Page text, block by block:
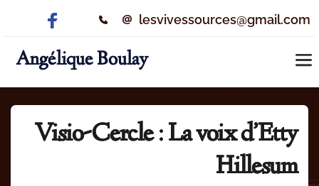
lesvivessources@gmail.com
Angélique Boulay
Visio-Cercle : La voix d’Etty
Hillesum